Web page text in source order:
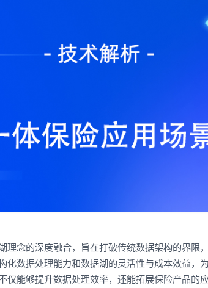
理念的深度融合，旨在打破传统数据架构的界限
化数据处理能力和数据湖的灵活性与成本效益，
能够提升数据处理效率，还能拓展保险产品的